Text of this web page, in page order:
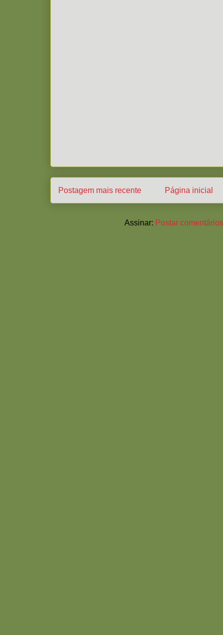
Postagem mais recente Página inicial
Assinar: Postar